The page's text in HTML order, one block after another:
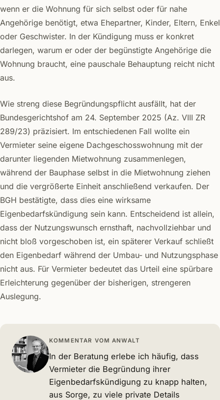
wenn er die Wohnung für sich selbst oder für nahe
Angehörige benötigt, etwa Ehepartner, Kinder, Eltern, Enkel
oder Geschwister. In der Kündigung muss er konkret
darlegen, warum er oder der begünstigte Angehörige die
Wohnung braucht, eine pauschale Behauptung reicht nicht
aus.
Wie streng diese Begründungspflicht ausfällt, hat der
Bundesgerichtshof am 24. September 2025 (Az. VIII ZR
289/23) präzisiert. Im entschiedenen Fall wollte ein
Vermieter seine eigene Dachgeschosswohnung mit der
darunter liegenden Mietwohnung zusammenlegen,
während der Bauphase selbst in die Mietwohnung ziehen
und die vergrößerte Einheit anschließend verkaufen. Der
BGH bestätigte, dass dies eine wirksame
Eigenbedarfskündigung sein kann. Entscheidend ist allein,
dass der Nutzungswunsch ernsthaft, nachvollziehbar und
nicht bloß vorgeschoben ist, ein späterer Verkauf schließt
den Eigenbedarf während der Umbau- und Nutzungsphase
nicht aus. Für Vermieter bedeutet das Urteil eine spürbare
Erleichterung gegenüber der bisherigen, strengeren
Auslegung.
KOMMENTAR VOM ANWALT
In der Beratung erlebe ich häufig, dass
Vermieter die Begründung ihrer
Eigenbedarfskündigung zu knapp halten,
aus Sorge, zu viele private Details